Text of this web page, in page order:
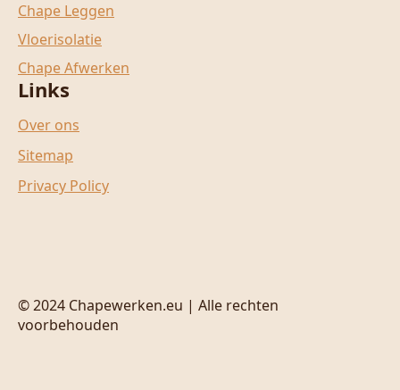
Chape Leggen
Vloerisolatie
Chape Afwerken
Links
Over ons
Sitemap
Privacy Policy
© 2024 Chapewerken.eu | Alle rechten
voorbehouden